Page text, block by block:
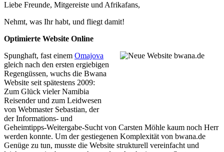
Liebe Freunde, Mitgereiste und Afrikafans,
Nehmt, was Ihr habt, und fliegt damit!
Optimierte Website Online
Spunghaft, fast einem Omajova
gleich nach den ersten ergiebigen
Regengüssen, wuchs die Bwana
Website seit spätestens 2009:
Zum Glück vieler Namibia
Reisender und zum Leidwesen
von Webmaster Sebastian, der
der Informations- und
Geheimtipps-Weitergabe-Sucht von Carsten Möhle kaum noch Herr
werden konnte. Um der gestiegenen Komplexität von bwana.de
Genüge zu tun, musste die Website strukturell vereinfacht und